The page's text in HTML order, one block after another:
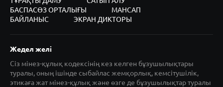
БАСПАСӨЗ ОРТАЛЫҒЫ
МАНСАП
БАЙЛАНЫС
ЭКРАН ДИКТОРЫ
Жедел желі
Сіз мінез-құлық кодексінің кез келген бұзушылықтары
туралы, оның ішінде сыбайлас жемқорлық, кемсітушілік,
этикаға жат мінез-құлық және өзге де бұзушылықтар туралы